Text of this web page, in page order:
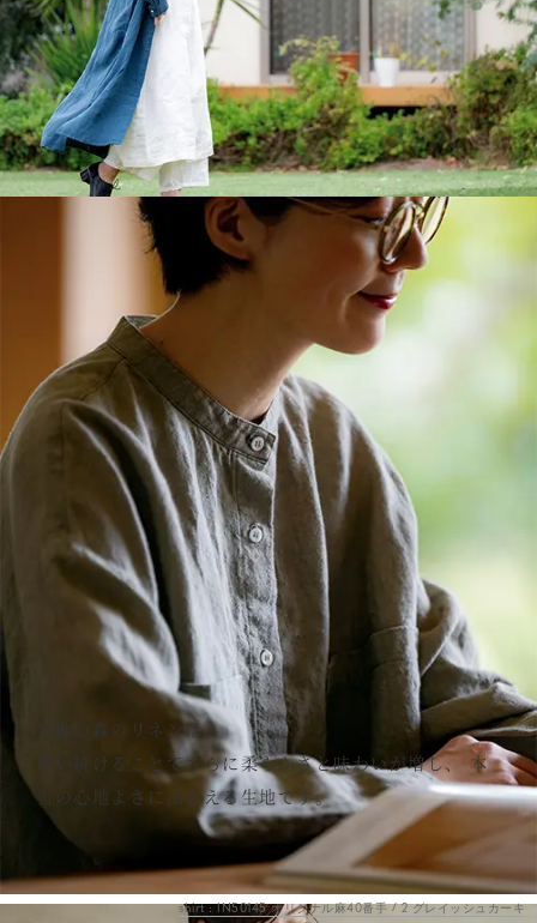
洗いこまれたベルギーリネン25番手ナチュラルダイド / 14 インク
shirt : IN50145 オリジナル麻40番手 / 2 グレイッシュカーキ
生地の森のリネンは、
使い続けることでさらに柔らかさと味わいが増し、本
当の心地よさに出会える生地です。